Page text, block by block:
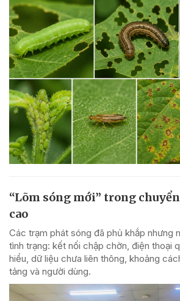
“Lõm sóng mới” trong
cao
Các trạm phát sóng đã phủ khắp nhưng
tình trạng: kết nối chập chờn, điện thoại
hiểu, dữ liệu chưa liên thông, khoảng
tảng và người dùng.